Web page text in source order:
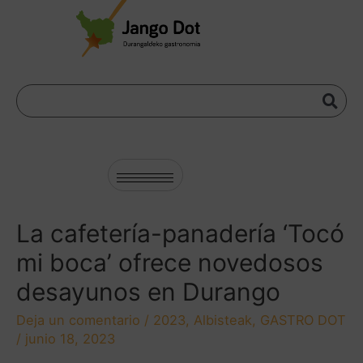
La cafetería-panadería ‘Tocó
mi boca’ ofrece novedosos
desayunos en Durango
Deja un comentario / 2023, Albisteak, GASTRO DOT
/ junio 18, 2023